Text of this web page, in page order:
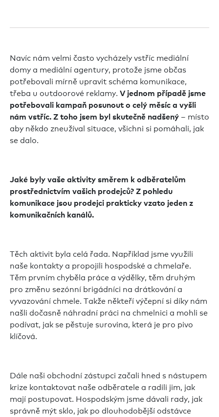
Navíc nám velmi často vycházely vstříc mediální
domy a mediální agentury, protože jsme občas
potřebovali mírně upravit schéma komunikace,
třeba u outdoorové reklamy. V jednom případě jsme
potřebovali kampaň posunout o celý měsíc a vyšli
nám vstříc. Z toho jsem byl skutečně nadšený – místo
aby někdo zneužíval situace, všichni si pomáhali, jak
se dalo.
Jaké byly vaše aktivity směrem k odběratelům
prostřednictvím vašich prodejců? Z pohledu
komunikace jsou prodejci prakticky vzato jeden z
komunikačních kanálů.
Těch aktivit byla celá řada. Například jsme využili
naše kontakty a propojili hospodské a chmelaře.
Těm prvním chyběla práce a výdělky, těm druhým
pro změnu sezónní brigádníci na drátkování a
vyvazování chmele. Takže někteří výčepní si díky nám
našli dočasně náhradní práci na chmelnici a mohli se
podívat, jak se pěstuje surovina, která je pro pivo
klíčová.
Dále naši obchodní zástupci začali hned s nástupem
krize kontaktovat naše odběratele a radili jim, jak
mají postupovat. Hospodským jsme dávali rady, jak
správně mýt sklo, jak po dlouhodobější odstávce